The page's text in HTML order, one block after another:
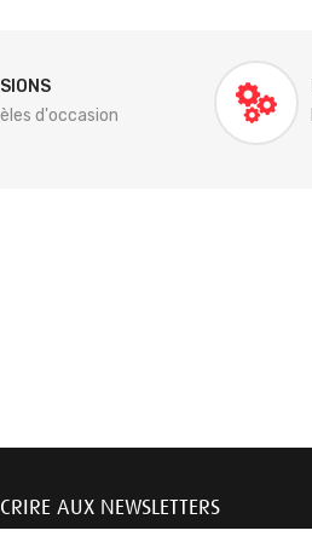
d'occasion
AUX NEWSLETTERS